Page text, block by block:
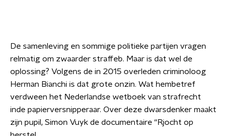
De samenleving en sommige politieke partijen vragen
relmatig om zwaarder straffeb. Maar is dat wel de
oplossing? Volgens de in 2015 overleden criminoloog
Herman Bianchi is dat grote onzin. Wat hembetref
verdween het Nederlandse wetboek van strafrecht
inde papierversnipperaar. Over deze dwarsdenker maakt
zijn pupil, Simon Vuyk de documentaire “Rjocht op